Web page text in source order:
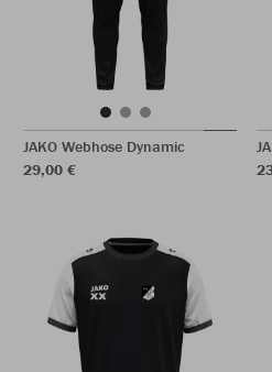
JAKO Webhose Dynamic
29,00 €